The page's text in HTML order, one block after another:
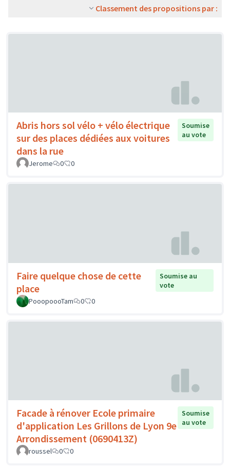
Classement des propositions par :
Abris hors sol vélo + vélo électrique
sur des places dédiées aux voitures
dans la rue
Soumise
au vote
Jerome 0 0
Faire quelque chose de cette
place
Soumise au
vote
PooopoooTam
0 0
Facade à rénover Ecole primaire
d'application Les Grillons de Lyon 9e
Arrondissement (0690413Z)
Soumise
au vote
roussel 0 0